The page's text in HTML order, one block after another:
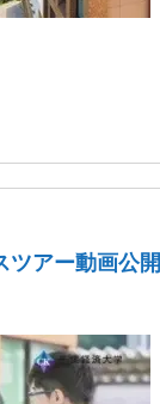
アー動画公開